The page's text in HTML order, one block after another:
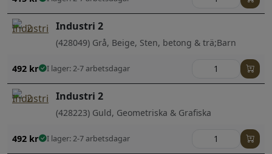
Industri 2
(428049) Grå, Beige, Sten, betong & trä;Barn
492 kr I lager: 2-7 arbetsdagar
Industri 2
(428223) Guld, Geometriska & Grafiska
492 kr I lager: 2-7 arbetsdagar